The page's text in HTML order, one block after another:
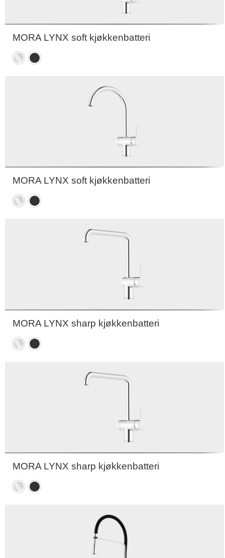
MORA LYNX soft kjøkkenbatteri
KromMatt
MORA LYNX soft kjøkkenbatteri
KromMatt
MORA LYNX sharp kjøkkenbatteri
KromMatt
MORA LYNX sharp kjøkkenbatteri
KromMatt